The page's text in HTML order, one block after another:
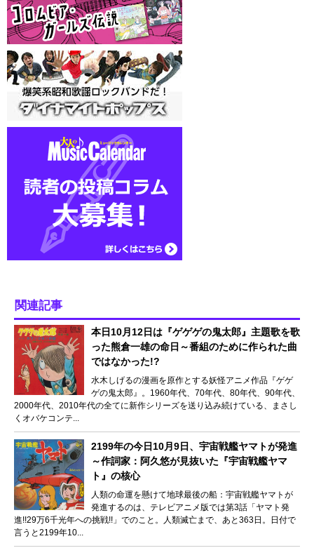
関連記事
本日10月12日は『ゲゲゲの鬼太郎』主題歌を歌
った熊倉一雄の命日～番組のために作られた曲
ではなかった!?
水木しげるの漫画を原作とする妖怪アニメ作品『ゲゲ
ゲの鬼太郎』。1960年代、70年代、80年代、90年代、
2000年代、2010年代の全てに新作シリーズを送り込み続けている、まさし
くオバケコンテ...
2199年の今日10月9日、宇宙戦艦ヤマトが発進
～作詞家：阿久悠が見抜いた『宇宙戦艦ヤマ
ト』の核心
人類の命運を懸けて地球最後の船：宇宙戦艦ヤマトが
発進するのは、テレビアニメ版では第3話「ヤマト発
進!!29万6千光年への挑戦!!」でのこと。人類滅亡まで、あと363日。日付で
言うと2199年10...